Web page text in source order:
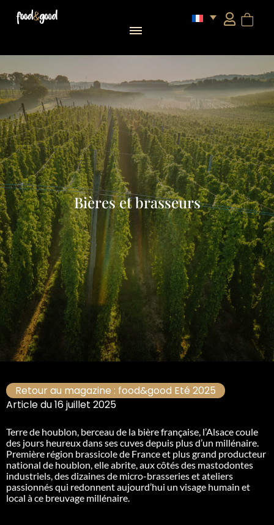
Bières et brasseurs
Retour au magazine : food&good Eté 2025
Article du 16 juillet 2025
Terre de houblon, berceau de la bière française, l’Alsace coule
des jours heureux dans ses cuves depuis plus d’un millénaire.
Première région brassicole de France et plus grand producteur
national de houblon, elle abrite, aux côtés des mastodontes
industriels, des dizaines de micro-brasseries et ateliers
passionnés qui redonnent aujourd’hui un visage humain et
local à ce breuvage millénaire.